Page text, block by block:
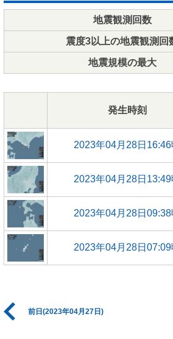
地震観測回数
震度3以上の地震観測回
地震規模の最大
発生時刻
2023年04月28日16:46
2023年04月28日13:49
2023年04月28日09:38
2023年04月28日07:09
前日(2023年04月27日)